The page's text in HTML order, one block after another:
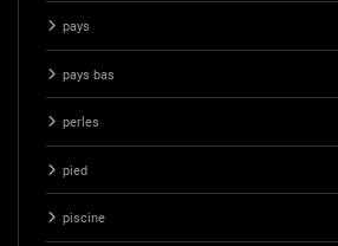
pays
pays bas
perles
pied
piscine